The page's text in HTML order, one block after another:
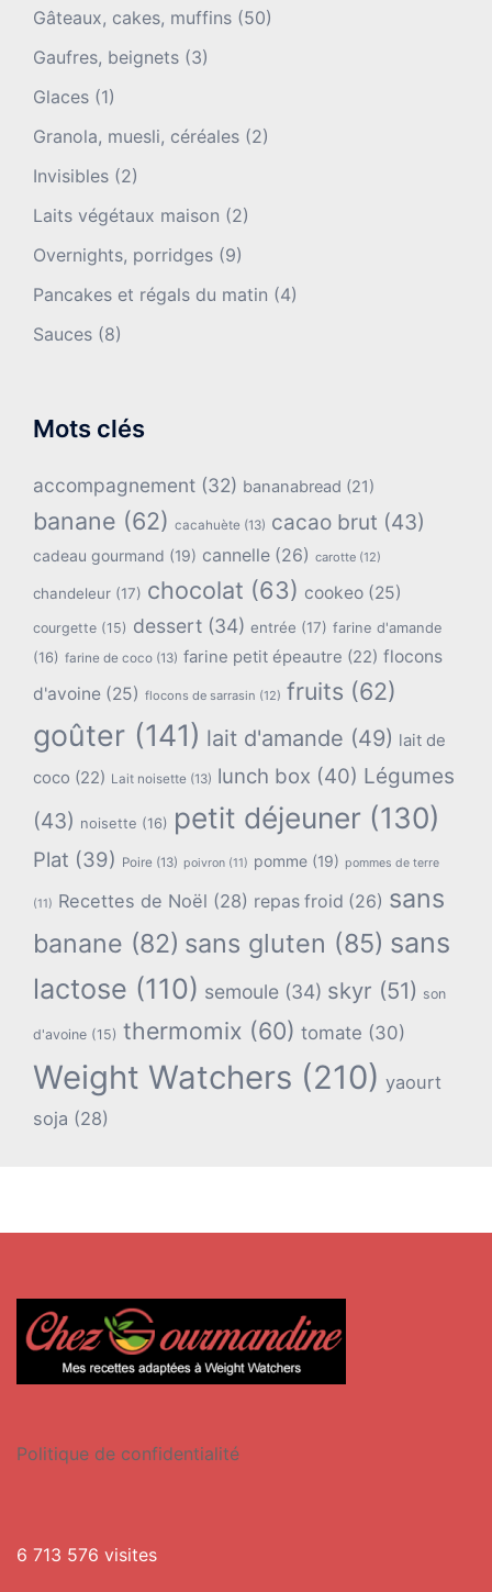
Gâteaux, cakes, muffins (50)
Gaufres, beignets (3)
Glaces (1)
Granola, muesli, céréales (2)
Invisibles (2)
Laits végétaux maison (2)
Overnights, porridges (9)
Pancakes et régals du matin (4)
Sauces (8)
Mots clés
accompagnement (32) bananabread (21)
banane (62) cacahuète (13) cacao brut (43)
cadeau gourmand (19) cannelle (26) carotte (12)
chandeleur (17) chocolat (63) cookeo (25)
courgette (15) dessert (34) entrée (17) farine d'amande
(16) farine de coco (13) farine petit épeautre (22) flocons
d'avoine (25) flocons de sarrasin (12) fruits (62)
goûter (141) lait d'amande (49) lait de
coco (22) Lait noisette (13) lunch box (40) Légumes
(43) noisette (16) petit déjeuner (130)
Plat (39) Poire (13) poivron (11) pomme (19) pommes de terre
(11) Recettes de Noël (28) repas froid (26) sans
banane (82) sans gluten (85) sans
lactose (110) semoule (34) skyr (51) son
d'avoine (15) thermomix (60) tomate (30)
Weight Watchers (210) yaourt
soja (28)
Politique de confidentialité
6 713 576 visites